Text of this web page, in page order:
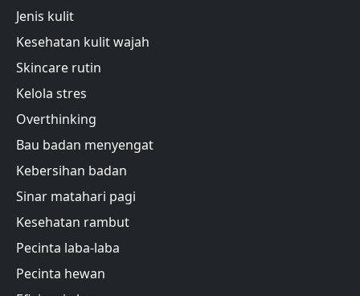
Jenis kulit
Kesehatan kulit wajah
Skincare rutin
Kelola stres
Overthinking
Bau badan menyengat
Kebersihan badan
Sinar matahari pagi
Kesehatan rambut
Pecinta laba-laba
Pecinta hewan